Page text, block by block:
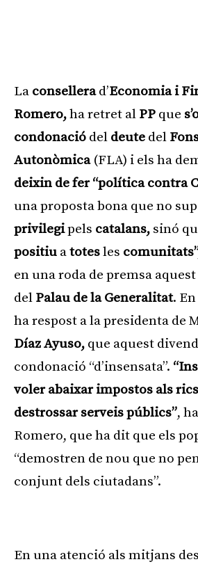
La consellerad’Economia i
Romero,ha retret al PP que
condonació del deute del
Autonòmica(FLA) i els ha
deixin de fer “política contra
una proposta bona que no
privilegipels catalans, sinó
positiu atotesles
en una roda de premsa
del Palau de la Generalitat.
ha respost a la presidenta de
Díaz Ayuso, que aquest
condonació “d’insensata”.
voler abaixar impostos als
destrossar serveis públics”,
Romero, que ha dit que els
“demostren de nou que no
conjunt dels ciutadans”.
En una atenció als mitjans